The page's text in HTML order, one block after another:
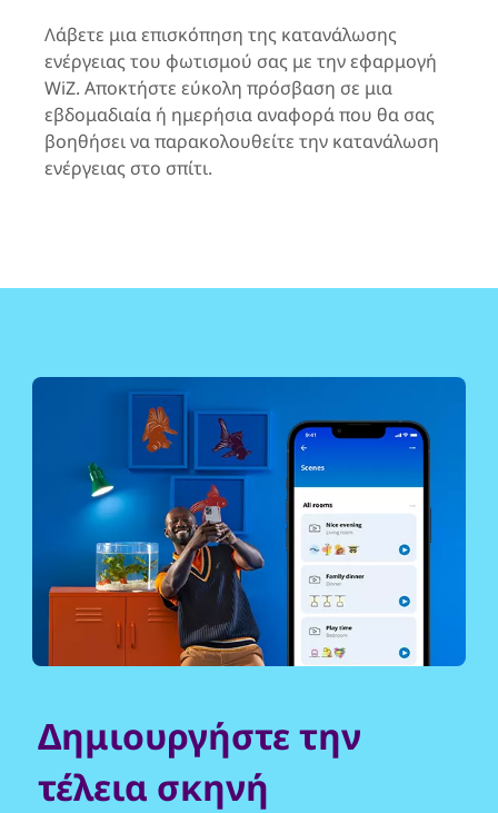
Λάβετε μια επισκόπηση της κατανάλωσης
ενέργειας του φωτισμού σας με την εφαρμογή
WiZ. Αποκτήστε εύκολη πρόσβαση σε μια
εβδομαδιαία ή ημερήσια αναφορά που θα σας
βοηθήσει να παρακολουθείτε την κατανάλωση
ενέργειας στο σπίτι.
Δημιουργήστε την
τέλεια σκηνή